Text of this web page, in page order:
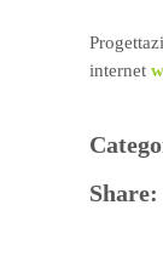
internet
Share: